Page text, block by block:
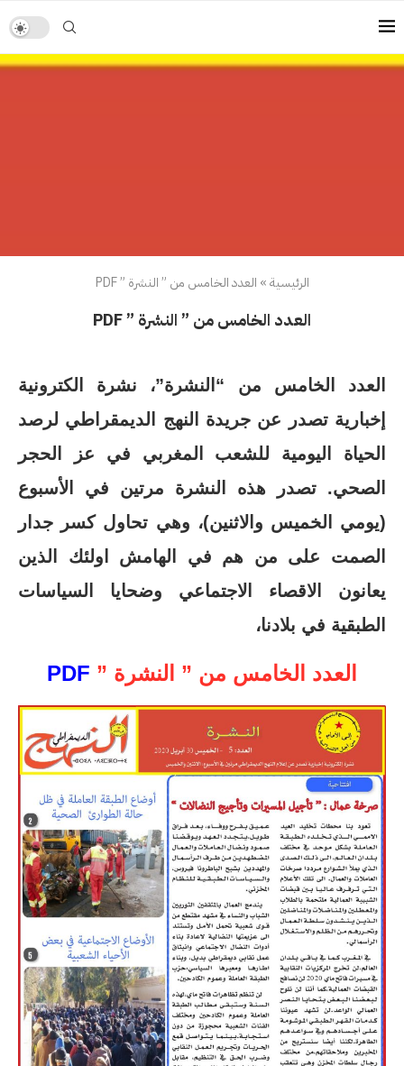
الرئيسية» العدد الخامس من ” النشرة ” PDF
العدد الخامس من ” النشرة ” PDF
العدد الخامس من “النشرة”، نشرة الكترونية
إخبارية تصدر عن جريدة النهج الديمقراطي لرصد
الحياة اليومية للشعب المغربي في عز الحجر
الصحي. تصدر هذه النشرة مرتين في الأسبوع
(يومي الخميس والاثنين)، وهي تحاول كسر جدار
الصمت على من هم في الهامش اولئك الذين
يعانون الاقصاء الاجتماعي وضحايا السياسات
الطبقية في بلادنا،
العدد الخامس من ” النشرة ” PDF